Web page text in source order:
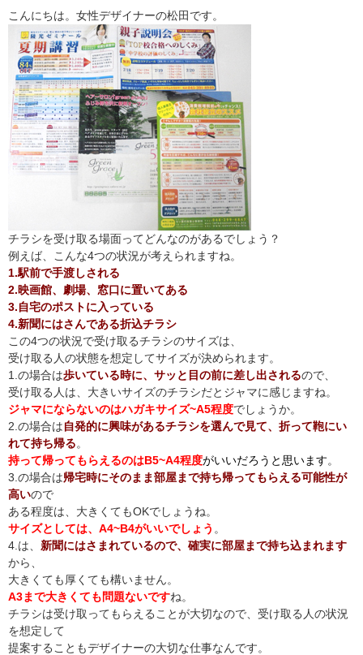
こんにちは。女性デザイナーの松田です。
チラシを受け取る場面ってどんなのがあるでしょう？
例えば、こんな4つの状況が考えられますね。
1.駅前で手渡しされる
2.映画館、劇場、窓口に置いてある
3.自宅のポストに入っている
4.新聞にはさんである折込チラシ
この4つの状況で受け取るチラシのサイズは、
受け取る人の状態を想定してサイズが決められます。
1.の場合は歩いている時に、サッと目の前に差し出されるので、
受け取る人は、大きいサイズのチラシだとジャマに感じますね。
ジャマにならないのはハガキサイズ~A5程度でしょうか。
2.の場合は自発的に興味があるチラシを選んで見て、折って鞄にい
れて持ち帰る。
持って帰ってもらえるのはB5~A4程度がいいだろうと思います。
3.の場合は帰宅時にそのまま部屋まで持ち帰ってもらえる可能性が
高いので
ある程度は、大きくてもOKでしょうね。
サイズとしては、A4~B4がいいでしょう 。
4.は、 新聞にはさまれているので、確実に部屋まで持ち込まれます
から、
大きくても厚くても構いません。
A3まで大きくても問題ないですね。
チラシは受け取ってもらえることが大切なので、受け取る人の状況
を想定して
提案することもデザイナーの大切な仕事なんです。